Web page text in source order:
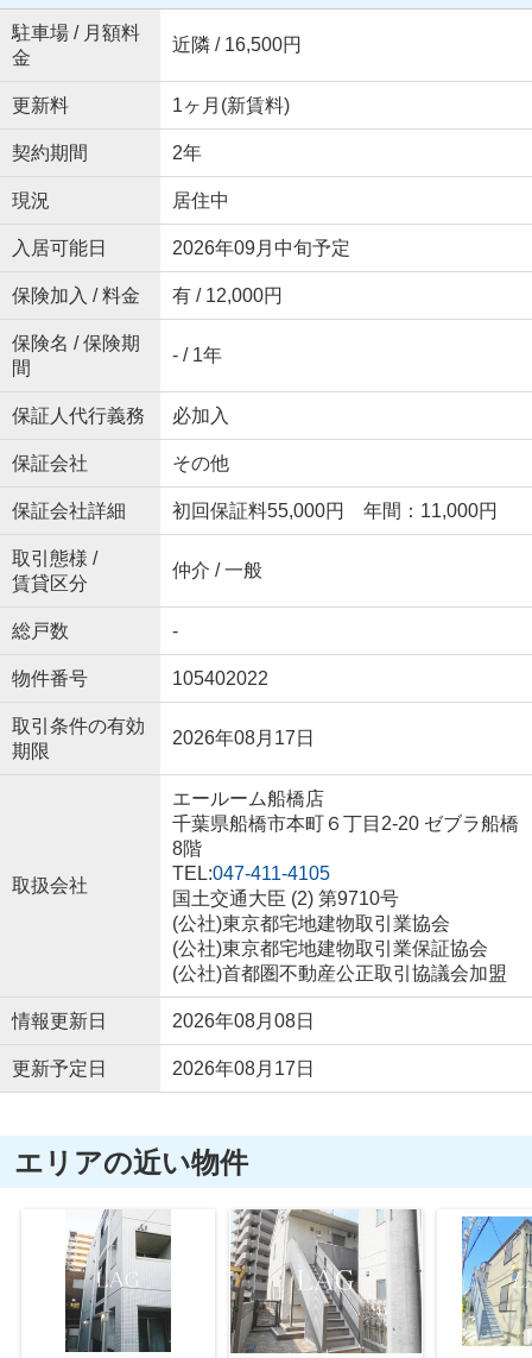
駐車場 / 月額料
金
近隣 / 16,500円
更新料 1ヶ月(新賃料)
契約期間 2年
現況 居住中
入居可能日 2026年09月中旬予定
保険加入 / 料金 有 / 12,000円
保険名 / 保険期
間
- / 1年
保証人代行義務 必加入
保証会社 その他
保証会社詳細 初回保証料55,000円 年間：11,000円
取引態様 /
賃貸区分
仲介 / 一般
総戸数 -
物件番号 105402022
取引条件の有効
期限
2026年08月17日
取扱会社
エールーム船橋店
千葉県船橋市本町６丁目2-20 ゼブラ船橋
8階
TEL:047-411-4105
国土交通大臣 (2) 第9710号
(公社)東京都宅地建物取引業協会
(公社)東京都宅地建物取引業保証協会
(公社)首都圏不動産公正取引協議会加盟
情報更新日 2026年08月08日
更新予定日 2026年08月17日
エリアの近い物件